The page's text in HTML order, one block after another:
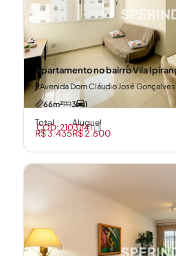
Apartamento no bairro Vila
Avenida Dom Cláudio José
66m²
3 1
Total
R$ 3.435
Aluguel
R$ 2.600
CÓD: 21031141